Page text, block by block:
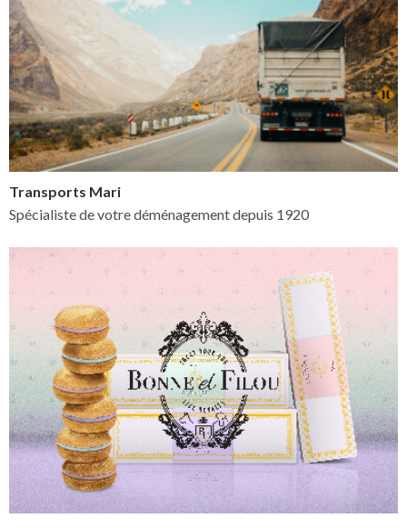
Transports Mari
Spécialiste de votre déménagement depuis 1920